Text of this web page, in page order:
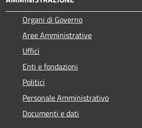
Organi di Governo
Aree Amministrative
Uffici
Enti e fondazioni
Politici
Personale Amministrativo
Documenti e dati